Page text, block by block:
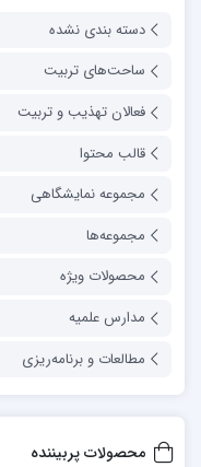
دسته بندی نشده
ساحت‌های تربیت
فعالان تهذیب و تربیت
قالب محتوا
مجموعه نمایشگاهی
مجموعه‌ها
محصولات ویژه
مدارس علمیه
مطالعات و برنامه‌ریزی
محصولات پربیننده